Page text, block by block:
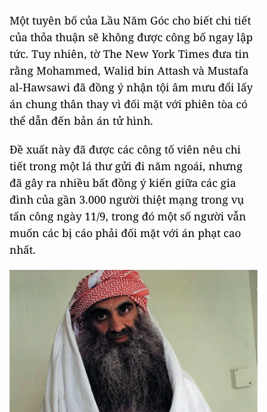
Một tuyên bố của Lầu Năm Góc cho biết chi tiết
của thỏa thuận sẽ không được công bố ngay lập
tức. Tuy nhiên, tờ The New York Times đưa tin
rằng Mohammed, Walid bin Attash và Mustafa
al-Hawsawi đã đồng ý nhận tội âm mưu đổi lấy
án chung thân thay vì đối mặt với phiên tòa có
thể dẫn đến bản án tử hình.
Đề xuất này đã được các công tố viên nêu chi
tiết trong một lá thư gửi đi năm ngoái, nhưng
đã gây ra nhiều bất đồng ý kiến giữa các gia
đình của gần 3.000 người thiệt mạng trong vụ
tấn công ngày 11/9, trong đó một số người vẫn
muốn các bị cáo phải đối mặt với án phạt cao
nhất.